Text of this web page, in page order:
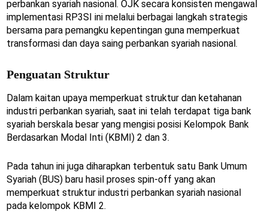
perbankan syariah nasional. OJK secara konsisten mengawal
implementasi RP3SI ini melalui berbagai langkah strategis
bersama para pemangku kepentingan guna memperkuat
transformasi dan daya saing perbankan syariah nasional.
Penguatan Struktur
Dalam kaitan upaya memperkuat struktur dan ketahanan
industri perbankan syariah, saat ini telah terdapat tiga bank
syariah berskala besar yang mengisi posisi Kelompok Bank
Berdasarkan Modal Inti (KBMI) 2 dan 3.
Pada tahun ini juga diharapkan terbentuk satu Bank Umum
Syariah (BUS) baru hasil proses spin-off yang akan
memperkuat struktur industri perbankan syariah nasional
pada kelompok KBMI 2.